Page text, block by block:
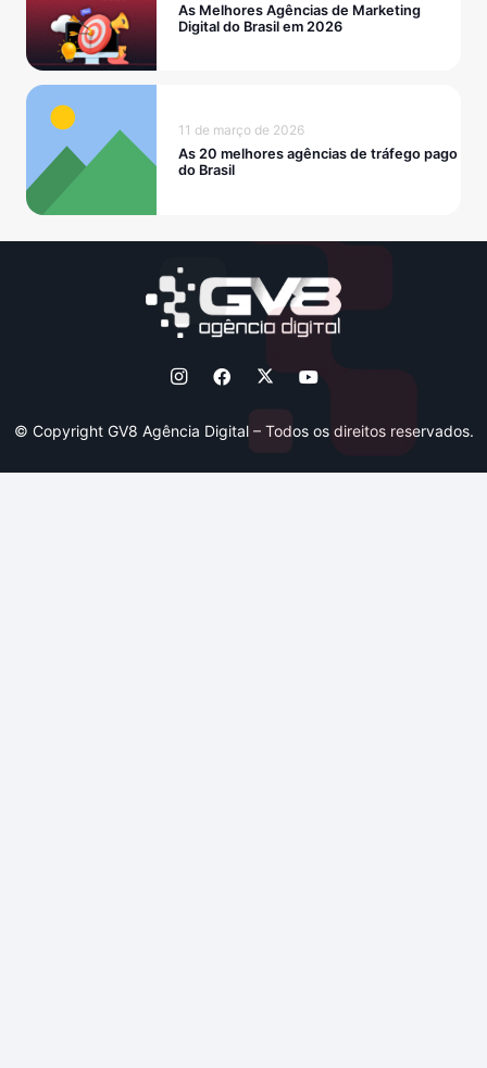
As Melhores Agências de Marketing
Digital do Brasil em 2026
11 de março de 2026
As 20 melhores agências de tráfego pago
do Brasil
© Copyright GV8 Agência Digital – Todos os direitos reservados.